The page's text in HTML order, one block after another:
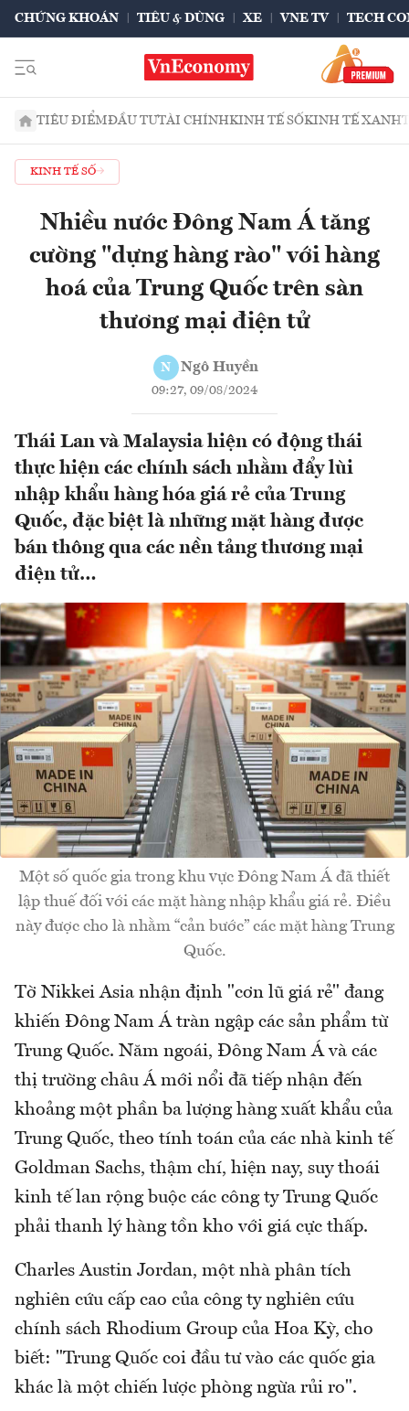
CHỨNG KHOÁN TIÊU & DÙNG XE VNE TV TECH
TIÊU ĐIỂMĐẦU TƯTÀI CHÍNHKINH TẾ SỐKINH TẾ XANH
KINH TẾ SỐ
Nhiều nước Đông Nam Á tăng
cường "dựng hàng rào" với hàng
hoá của Trung Quốc trên sàn
thương mại điện tử
N Ngô Huyền
09:27, 09/08/2024
Thái Lan và Malaysia hiện có động thái
thực hiện các chính sách nhằm đẩy lùi
nhập khẩu hàng hóa giá rẻ của Trung
Quốc, đặc biệt là những mặt hàng được
bán thông qua các nền tảng thương mại
điện tử…
Một số quốc gia trong khu vực Đông Nam Á đã thiết
lập thuế đối với các mặt hàng nhập khẩu giá rẻ. Điều
này được cho là nhằm “cản bước” các mặt hàng Trung
Quốc.
Tờ Nikkei Asia nhận định "cơn lũ giá rẻ" đang
khiến Đông Nam Á tràn ngập các sản phẩm từ
Trung Quốc. Năm ngoái, Đông Nam Á và các
thị trường châu Á mới nổi đã tiếp nhận đến
khoảng một phần ba lượng hàng xuất khẩu của
Trung Quốc, theo tính toán của các nhà kinh tế
Goldman Sachs, thậm chí, hiện nay, suy thoái
kinh tế lan rộng buộc các công ty Trung Quốc
phải thanh lý hàng tồn kho với giá cực thấp.
Charles Austin Jordan, một nhà phân tích
nghiên cứu cấp cao của công ty nghiên cứu
chính sách Rhodium Group của Hoa Kỳ, cho
biết: "Trung Quốc coi đầu tư vào các quốc gia
khác là một chiến lược phòng ngừa rủi ro".